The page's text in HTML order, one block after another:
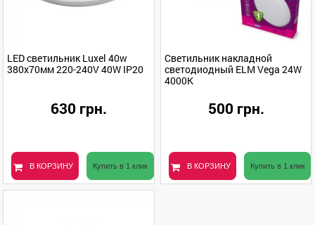
LED светильник Luxel 40w
380х70мм 220-240V 40W IP20
630 грн.
В КОРЗИНУ Купить в 1 клик
Светильник накладной
светодиодный ELM Vega 24W
4000K
500 грн.
В КОРЗИНУ Купить в 1 клик